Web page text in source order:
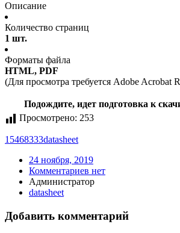
Описание
Количество страниц
1 шт.
Форматы файла
HTML, PDF
(Для просмотра требуется Adobe Acrobat
Подождите, идет подготовка к
Просмотрено: 253
15468333datasheet
24 ноября, 2019
Комментариев нет
Администратор
datasheet
Добавить комментарий